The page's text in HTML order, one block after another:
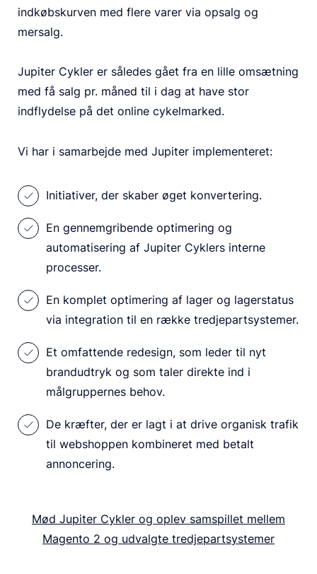
indkøbskurven med flere varer via opsalg og
mersalg.
Jupiter Cykler er således gået fra en lille omsætning
med få salg pr. måned til i dag at have stor
indflydelse på det online cykelmarked.
Vi har i samarbejde med Jupiter implementeret:
Initiativer, der skaber øget konvertering.
En gennemgribende optimering og
automatisering af Jupiter Cyklers interne
processer.
En komplet optimering af lager og lagerstatus
via integration til en række tredjepartsystemer.
Et omfattende redesign, som leder til nyt
brandudtryk og som taler direkte ind i
målgruppernes behov.
De kræfter, der er lagt i at drive organisk trafik
til webshoppen kombineret med betalt
annoncering.
Mød Jupiter Cykler og oplev samspillet mellem
Magento 2 og udvalgte tredjepartsystemer